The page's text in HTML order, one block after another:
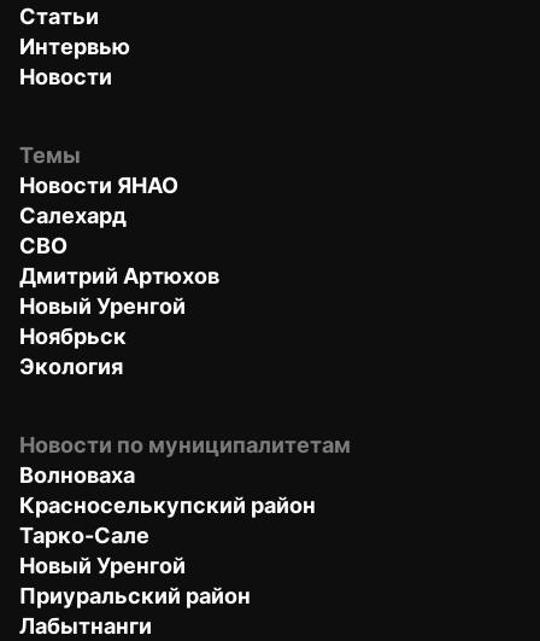
Статьи
Интервью
Новости
Темы
Новости ЯНАО
Салехард
СВО
Дмитрий Артюхов
Новый Уренгой
Ноябрьск
Экология
Новости по муниципалитетам
Волноваха
Красноселькупский район
Тарко-Сале
Новый Уренгой
Приуральский район
Лабытнанги